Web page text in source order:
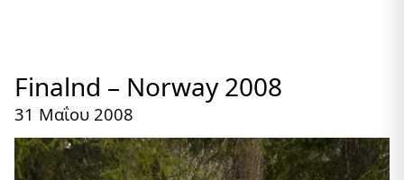
Finalnd – Norway 2008
31 Μαΐου 2008